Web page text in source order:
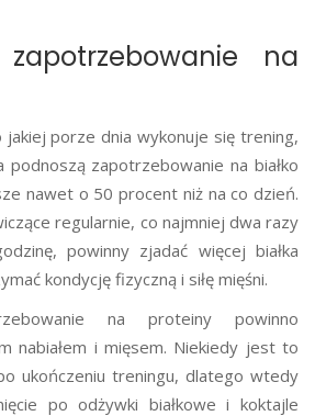
zapotrzebowanie na
porze dnia wykonuje się trening,
podnoszą zapotrzebowanie na białko
nawet o 50 procent niż na co dzień.
regularnie, co najmniej dwa razy
powinny zjadać więcej białka
kondycję fizyczną i siłę mięśni.
na proteiny powinno
nabiałem i mięsem. Niekiedy jest to
ukończeniu treningu, dlatego wtedy
po odżywki białkowe i koktajle